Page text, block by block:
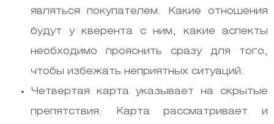
являться покупателем. Какие отношения
будут у кверента с ним, какие аспекты
необходимо прояснить сразу для того,
чтобы избежать неприятных ситуаций.
Четвертая карта указывает на скрытые
препятствия. Карта рассматривает и